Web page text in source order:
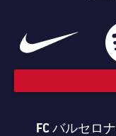
FC バルセロ